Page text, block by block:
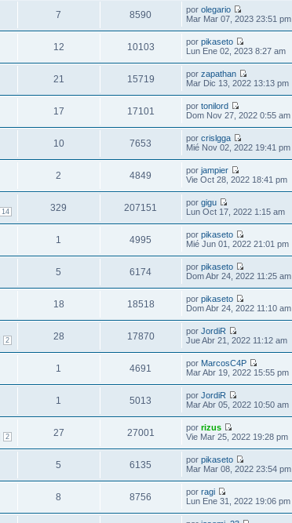
7 8590 porolegario
Mar Mar 07, 2023 23:51 pm
12 10103 porpikaseto
Lun Ene 02, 2023 8:27 am
21 15719 porzapathan
Mar Dic 13, 2022 13:13 pm
17 17101 portonilord
Dom Nov 27, 2022 0:55 am
10 7653 porcrislgga
Mié Nov 02, 2022 19:41 pm
2 4849 porjampier
Vie Oct 28, 2022 18:41 pm
14 329 207151 porgigu
Lun Oct 17, 2022 1:15 am
1 4995 porpikaseto
Mié Jun 01, 2022 21:01 pm
5 6174 porpikaseto
Dom Abr 24, 2022 11:25 am
18 18518 porpikaseto
Dom Abr 24, 2022 11:10 am
2 28 17870 porJordiR
Jue Abr 21, 2022 11:12 am
1 4691 por MarcosC4P
Mar Abr 19, 2022 15:55 pm
1 5013 porJordiR
Mar Abr 05, 2022 10:50 am
2 27 27001 porrizus
Vie Mar 25, 2022 19:28 pm
5 6135 porpikaseto
Mar Mar 08, 2022 23:54 pm
8 8756 porragi
Lun Ene 31, 2022 19:06 pm